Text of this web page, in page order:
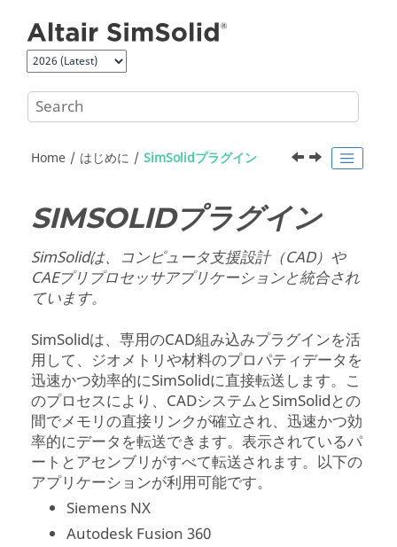
Home はじめに SimSolidプラグイン
SIMSOLIDプラグイン
SimSolidは、コンピュータ支援設計（CAD）や
CAEプリプロセッサアプリケーションと統合され
ています。
SimSolidは、専用のCAD組み込みプラグインを活
用して、ジオメトリや材料のプロパティデータを
迅速かつ効率的にSimSolidに直接転送します。こ
のプロセスにより、CADシステムとSimSolidとの
間でメモリの直接リンクが確立され、迅速かつ効
率的にデータを転送できます。表示されているパ
ートとアセンブリがすべて転送されます。以下の
アプリケーションが利用可能です。
Siemens NX
Autodesk Fusion 360